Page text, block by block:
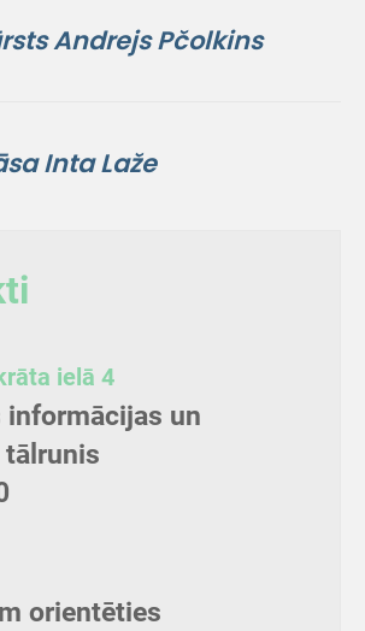
Andrejs Pčolkins
Inta Laže
ielā 4
informācijas un
tālrunis
orientēties